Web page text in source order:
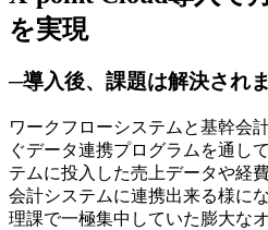
を実現
─導入後、課題は解決されま
ワークフローシステムと基幹会
ぐデータ連携プログラムを通し
テムに投入した売上データや経
会計システムに連携出来る様に
理課で一極集中していた膨大な